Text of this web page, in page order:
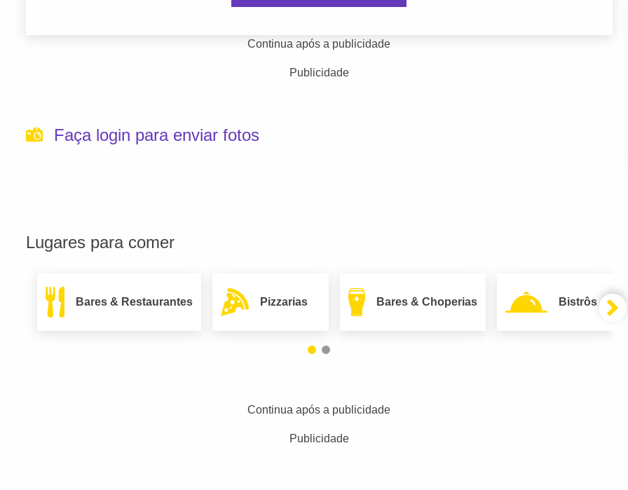
Continua após a publicidade
Publicidade
Faça login para enviar fotos
Lugares para comer
Bares & Restaurantes Pizzarias Bares & Choperias Bistrôs
Continua após a publicidade
Publicidade